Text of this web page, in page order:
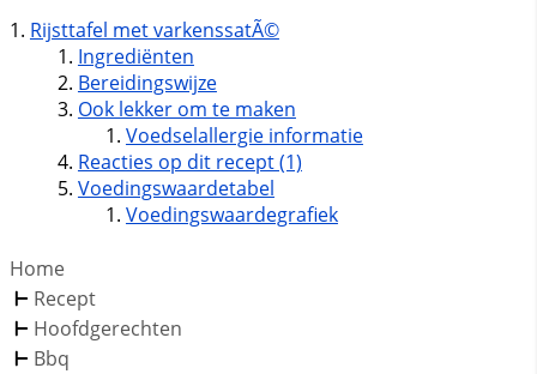
Rijsttafel met varkenssatÃ©
Ingrediënten
Bereidingswijze
Ook lekker om te maken
Voedselallergie informatie
Reacties op dit recept (1)
Voedingswaardetabel
Voedingswaardegrafiek
Home
Recept
Hoofdgerechten
Bbq